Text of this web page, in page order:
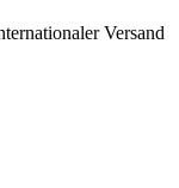
Versand